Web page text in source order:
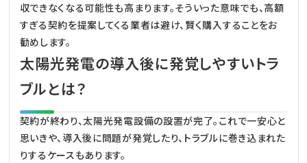
収できなくなる可能性も高まります。そういった意味でも、高額
すぎる契約を提案してくる業者は避け、賢く購入することをお
勧めします。
太陽光発電の導入後に発覚しやすいトラ
ブルとは？
契約が終わり、太陽光発電設備の設置が完了。これで一安心と
思いきや、導入後に問題が発覚したり、トラブルに巻き込まれた
りするケースもあります。